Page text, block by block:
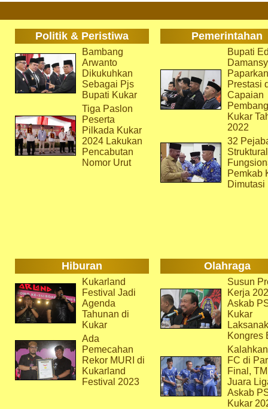
Politik & Peristiwa Pemerintahan
Bambang
Arwanto
Dikukuhkan
Sebagai Pjs
Bupati Kukar
Tiga Paslon
Peserta
Pilkada Kukar
2024 Lakukan
Pencabutan
Nomor Urut
Bupati
Paparkan
Prestasi
Capaian
Kukar
2022
32
Pemkab
Dimutasi
Hiburan Olahraga
Kukarland
Festival Jadi
Agenda
Tahunan di
Kukar
Ada
Pemecahan
Rekor MURI di
Kukarland
Festival 2023
Susun
Kerja
Askab
Kukar
Kongres
FC di
Final,
Juara
Askab
Kukar